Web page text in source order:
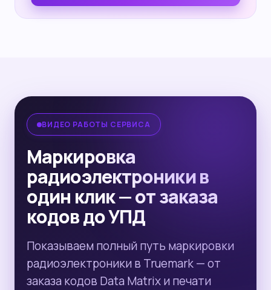
ВИДЕО РАБОТЫ СЕРВИСА
Маркировка
радиоэлектроники в
один клик — от заказа
кодов до УПД
Показываем полный путь маркировки
радиоэлектроники в Truemark — от
заказа кодов Data Matrix и печати